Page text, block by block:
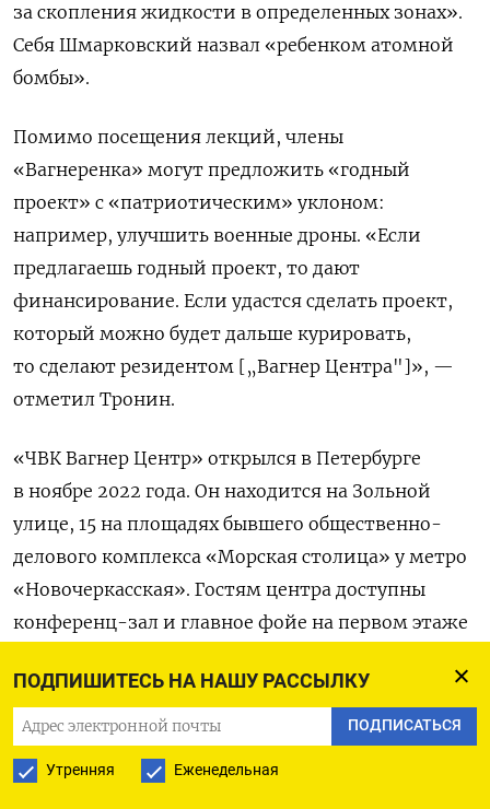
ПОДПИШИТЕСЬ НА НАШУ РАССЫЛКУ
ПОДПИСАТЬСЯ
Утренняя Еженедельная
за скопления жидкости в определенных зонах».
Себя Шмарковский назвал «ребенком атомной
бомбы».
Помимо посещения лекций, члены
«Вагнеренка» могут предложить «годный
проект» с «патриотическим» уклоном:
например, улучшить военные дроны. «Если
предлагаешь годный проект, то дают
финансирование. Если удастся сделать проект,
который можно будет дальше курировать,
то сделают резидентом [„Вагнер Центра"]», —
отметил Тронин.
«ЧВК Вагнер Центр» открылся в Петербурге
в ноябре 2022 года. Он находится на Зольной
улице, 15 на площадях бывшего общественно-
делового комплекса «Морская столица» у метро
«Новочеркасская». Гостям центра доступны
конференц-зал и главное фойе на первом этаже
тысячи заявок на размещение офисов,
«Коммерсантъ».